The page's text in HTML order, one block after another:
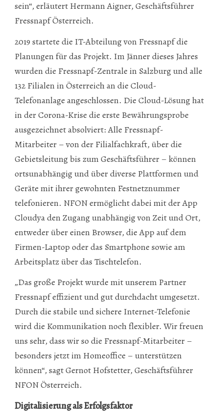
sein“, erläutert Hermann Aigner, Geschäftsführer
Fressnapf Österreich.
2019 startete die IT-Abteilung von Fressnapf die
Planungen für das Projekt. Im Jänner dieses Jahres
wurden die Fressnapf-Zentrale in Salzburg und alle
132 Filialen in Österreich an die Cloud-
Telefonanlage angeschlossen. Die Cloud-Lösung hat
in der Corona-Krise die erste Bewährungsprobe
ausgezeichnet absolviert: Alle Fressnapf-
Mitarbeiter – von der Filialfachkraft, über die
Gebietsleitung bis zum Geschäftsführer – können
ortsunabhängig und über diverse Plattformen und
Geräte mit ihrer gewohnten Festnetznummer
telefonieren. NFON ermöglicht dabei mit der App
Cloudya den Zugang unabhängig von Zeit und Ort,
entweder über einen Browser, die App auf dem
Firmen-Laptop oder das Smartphone sowie am
Arbeitsplatz über das Tischtelefon.
„Das große Projekt wurde mit unserem Partner
Fressnapf effizient und gut durchdacht umgesetzt.
Durch die stabile und sichere Internet-Telefonie
wird die Kommunikation noch flexibler. Wir freuen
uns sehr, dass wir so die Fressnapf-Mitarbeiter –
besonders jetzt im Homeoffice – unterstützen
können“, sagt Gernot Hofstetter, Geschäftsführer
NFON Österreich.
Digitalisierung als Erfolgsfaktor